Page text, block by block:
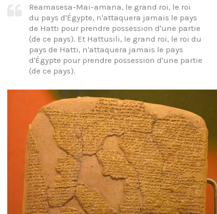
Reamasesa-Mai-amana, le grand roi, le roi
du pays d'Égypte, n'attaquera jamais le pays
de Hatti pour prendre possession d'une partie
(de ce pays). Et Hattusili, le grand roi, le roi du
pays de Hatti, n'attaquera jamais le pays
d'Égypte pour prendre possession d'une partie
(de ce pays).